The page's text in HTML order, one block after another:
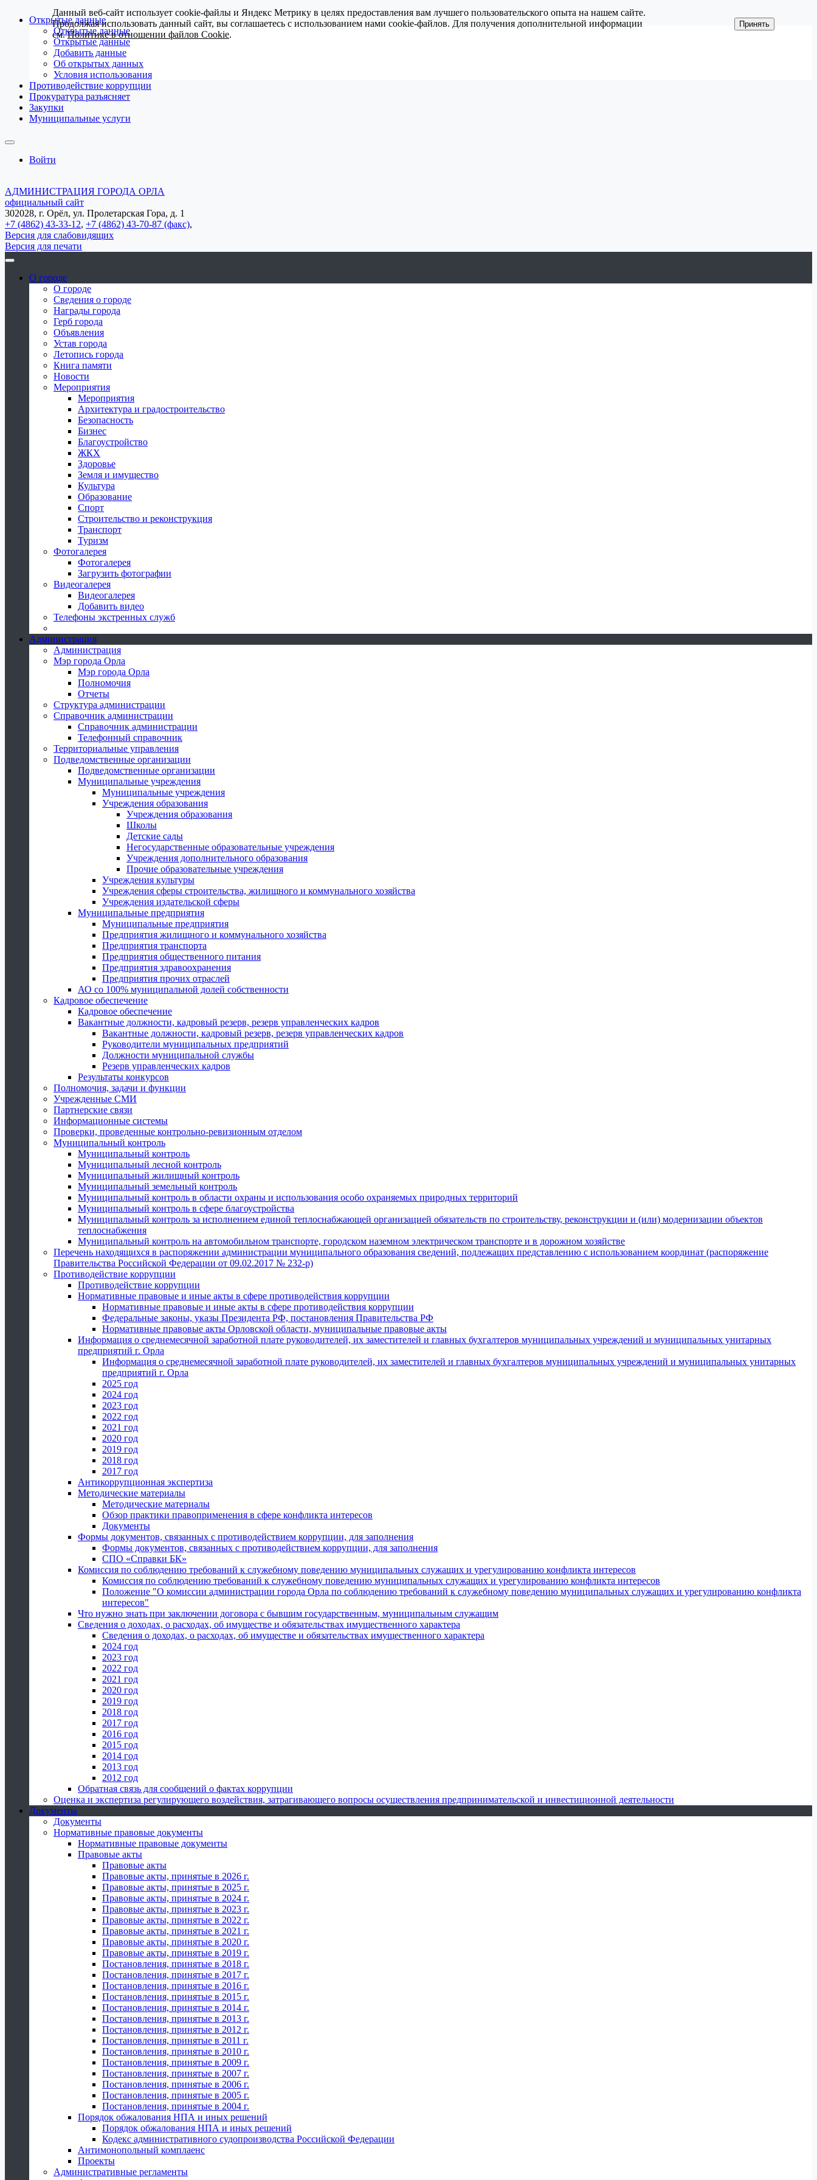
Открытые данные
Открытые данные
Открытые данные
Добавить данные
Об открытых данных
Условия использования
Противодействие коррупции
Прокуратура разъясняет
Закупки
Муниципальные услуги
Войти
АДМИНИСТРАЦИЯ ГОРОДА ОРЛА
официальный сайт
302028, г. Орёл, ул. Пролетарская Гора, д. 1
+7 (4862) 43-33-12, +7 (4862) 43-70-87 (факс),
Версия для слабовидящих
Версия для печати
О городе
О городе
Сведения о городе
Награды города
Герб города
Объявления
Устав города
Летопись города
Книга памяти
Новости
Мероприятия
Мероприятия
Архитектура и градостроительство
Безопасность
Бизнес
Благоустройство
ЖКХ
Здоровье
Земля и имущество
Культура
Образование
Спорт
Строительство и реконструкция
Транспорт
Туризм
Фотогалерея
Фотогалерея
Загрузить фотографии
Видеогалерея
Видеогалерея
Добавить видео
Телефоны экстренных служб
Администрация
Администрация
Мэр города Орла
Мэр города Орла
Полномочия
Отчеты
Структура администрации
Справочник администрации
Справочник администрации
Телефонный справочник
Территориальные управления
Подведомственные организации
Подведомственные организации
Муниципальные учреждения
Муниципальные учреждения
Учреждения образования
Учреждения образования
Школы
Детские сады
Негосударственные образовательные учреждения
Учреждения дополнительного образования
Прочие образовательные учреждения
Учреждения культуры
Учреждения сферы строительства, жилищного и коммунального хозяйства
Учреждения издательской сферы
Муниципальные предприятия
Муниципальные предприятия
Предприятия жилищного и коммунального хозяйства
Предприятия транспорта
Предприятия общественного питания
Предприятия здравоохранения
Предприятия прочих отраслей
АО со 100% муниципальной долей собственности
Кадровое обеспечение
Кадровое обеспечение
Вакантные должности, кадровый резерв, резерв управленческих кадров
Вакантные должности, кадровый резерв, резерв управленческих кадров
Руководители муниципальных предприятий
Должности муниципальной службы
Резерв управленческих кадров
Результаты конкурсов
Полномочия, задачи и функции
Учрежденные СМИ
Партнерские связи
Информационные системы
Проверки, проведенные контрольно-ревизионным отделом
Муниципальный контроль
Муниципальный контроль
Муниципальный лесной контроль
Муниципальный жилищный контроль
Муниципальный земельный контроль
Муниципальный контроль в области охраны и использования особо охраняемых природных территорий
Муниципальный контроль в сфере благоустройства
Муниципальный контроль за исполнением единой теплоснабжающей организацией обязательств по строительству, реконструкции и (или) модернизации объектов
теплоснабжения
Муниципальный контроль на автомобильном транспорте, городском наземном электрическом транспорте и в дорожном хозяйстве
Перечень находящихся в распоряжении администрации муниципального образования сведений, подлежащих представлению с использованием координат (распоряжение
Правительства Российской Федерации от 09.02.2017 № 232-р)
Противодействие коррупции
Противодействие коррупции
Нормативные правовые и иные акты в сфере противодействия коррупции
Нормативные правовые и иные акты в сфере противодействия коррупции
Федеральные законы, указы Президента РФ, постановления Правительства РФ
Нормативные правовые акты Орловской области, муниципальные правовые акты
Информация о среднемесячной заработной плате руководителей, их заместителей и главных бухгалтеров муниципальных учреждений и муниципальных унитарных
предприятий г. Орла
Информация о среднемесячной заработной плате руководителей, их заместителей и главных бухгалтеров муниципальных учреждений и муниципальных унитарных
предприятий г. Орла
2025 год
2024 год
2023 год
2022 год
2021 год
2020 год
2019 год
2018 год
2017 год
Антикоррупционная экспертиза
Методические материалы
Методические материалы
Обзор практики правоприменения в сфере конфликта интересов
Документы
Формы документов, связанных с противодействием коррупции, для заполнения
Формы документов, связанных с противодействием коррупции, для заполнения
СПО «Справки БК»
Комиссия по соблюдению требований к служебному поведению муниципальных служащих и урегулированию конфликта интересов
Комиссия по соблюдению требований к служебному поведению муниципальных служащих и урегулированию конфликта интересов
Положение "О комиссии администрации города Орла по соблюдению требований к служебному поведению муниципальных служащих и урегулированию конфликта
интересов"
Что нужно знать при заключении договора с бывшим государственным, муниципальным служащим
Сведения о доходах, о расходах, об имуществе и обязательствах имущественного характера
Сведения о доходах, о расходах, об имуществе и обязательствах имущественного характера
2024 год
2023 год
2022 год
2021 год
2020 год
2019 год
2018 год
2017 год
2016 год
2015 год
2014 год
2013 год
2012 год
Обратная связь для сообщений о фактах коррупции
Оценка и экспертиза регулирующего воздействия, затрагивающего вопросы осуществления предпринимательской и инвестиционной деятельности
Документы
Документы
Нормативные правовые документы
Нормативные правовые документы
Правовые акты
Правовые акты
Правовые акты, принятые в 2026 г.
Правовые акты, принятые в 2025 г.
Правовые акты, принятые в 2024 г.
Правовые акты, принятые в 2023 г.
Правовые акты, принятые в 2022 г.
Правовые акты, принятые в 2021 г.
Правовые акты, принятые в 2020 г.
Правовые акты, принятые в 2019 г.
Постановления, принятые в 2018 г.
Постановления, принятые в 2017 г.
Постановления, принятые в 2016 г.
Постановления, принятые в 2015 г.
Постановления, принятые в 2014 г.
Постановления, принятые в 2013 г.
Постановления, принятые в 2012 г.
Постановления, принятые в 2011 г.
Постановления, принятые в 2010 г.
Постановления, принятые в 2009 г.
Постановления, принятые в 2007 г.
Постановления, принятые в 2006 г.
Постановления, принятые в 2005 г.
Постановления, принятые в 2004 г.
Порядок обжалования НПА и иных решений
Порядок обжалования НПА и иных решений
Кодекс административного судопроизводства Российской Федерации
Антимонопольный комплаенс
Проекты
Административные регламенты
Данный веб-сайт использует cookie-файлы и Яндекс Метрику в целях предоставления вам лучшего пользовательского опыта на нашем сайте.
Продолжая использовать данный сайт, вы соглашаетесь с использованием нами cookie-файлов. Для получения дополнительной информации
см.Политике в отношении файлов Cookie.
Принять